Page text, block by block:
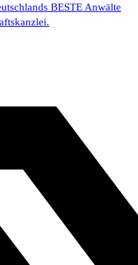
BESTE Anwälte